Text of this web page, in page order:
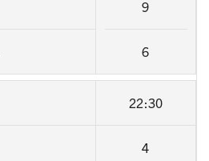
9
6
22:30
4